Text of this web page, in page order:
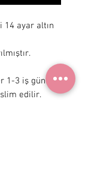
14 ayar altın
1-3 iş günü
edilir.